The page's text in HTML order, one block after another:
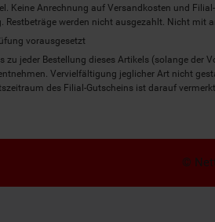
Keine Anrechnung auf Versandkosten und
Restbeträge werden nicht ausgezahlt. Nicht mit
vorausgesetzt
zu jeder Bestellung dieses Artikels (solange
Vervielfältigung jeglicher Art nicht
des Filial-Gutscheins ist darauf vermerkt.
©